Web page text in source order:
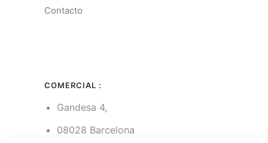
Contacto
COMERCIAL :
Gandesa 4,
08028 Barcelona